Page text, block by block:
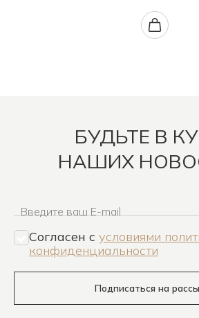
БУДЬТЕ В
НАШИХ
Введите ваш E-mail
Согласен c условиями
конфиденциальности
Подписаться на